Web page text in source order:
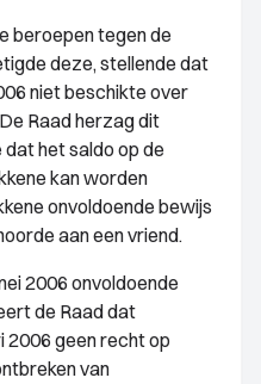
beroepen tegen de
deze, stellende dat
niet beschikte over
Raad herzag dit
het saldo op de
kan worden
onvoldoende bewijs
aan een vriend.
2006 onvoldoende
de Raad dat
2006 geen recht op
van